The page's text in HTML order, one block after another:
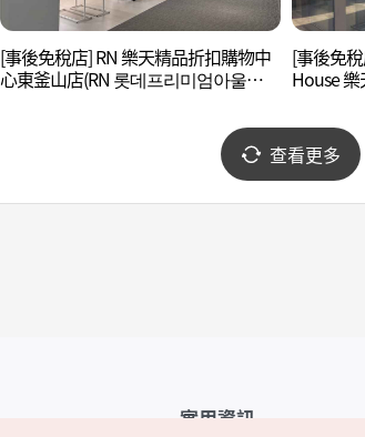
[事後免稅店] RN 樂天精品折扣購物中
心東釜山店(RN 롯데프리미엄아울렛
[事後免
House
미엄아울
查看更多
實用資訊